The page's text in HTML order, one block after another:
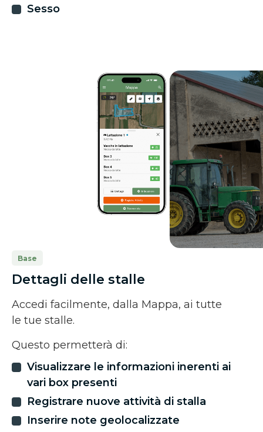
Sesso
Base
Dettagli delle stalle
Accedi facilmente, dalla Mappa, ai tutte
le tue stalle.
Questo permetterà di:
Visualizzare le informazioni inerenti ai
vari box presenti
Registrare nuove attività di stalla
Inserire note geolocalizzate